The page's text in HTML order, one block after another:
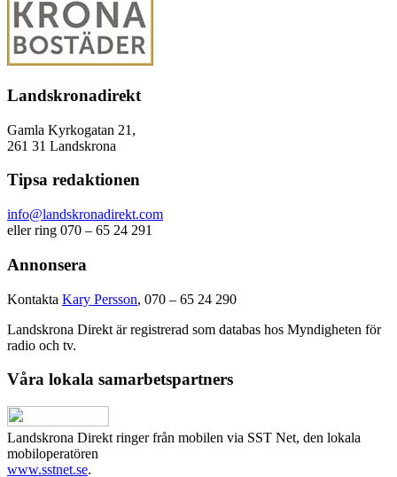
Landskronadirekt
Gamla Kyrkogatan 21,
261 31 Landskrona
Tipsa redaktionen
info@landskronadirekt.com
eller ring 070 – 65 24 291
Annonsera
Kontakta Kary Persson, 070 – 65 24 290
Landskrona Direkt är registrerad som databas hos Myndigheten för
radio och tv.
Våra lokala samarbetspartners
Landskrona Direkt ringer från mobilen via SST Net, den lokala
mobiloperatören
www.sstnet.se.